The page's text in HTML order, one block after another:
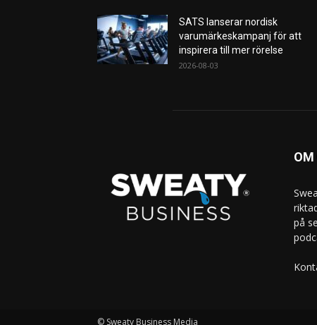
SATS lanserar nordisk
varumärkeskampanj för att
inspirera till mer rörelse
2026-08-03
OM
på
© Sweaty Business Media